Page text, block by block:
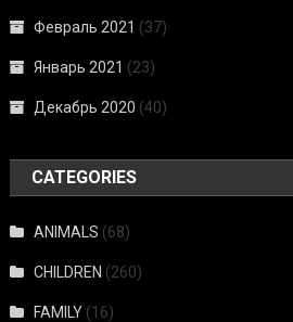
Февраль 2021 (37)
Январь 2021 (23)
Декабрь 2020 (40)
CATEGORIES
ANIMALS (68)
CHILDREN (260)
FAMILY (16)